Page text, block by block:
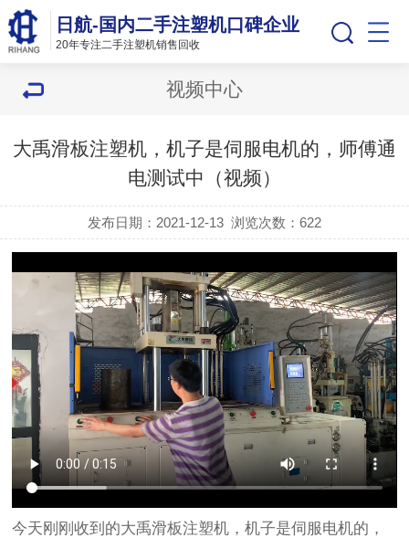
日航-国内二手注塑机口碑企业
20年专注二手注塑机销售回收
视频中心
大禹滑板注塑机，机子是伺服电机的，师傅通
电测试中（视频）
发布日期：2021-12-13 浏览次数：622
今天刚刚收到的大禹滑板注塑机，机子是伺服电机的，